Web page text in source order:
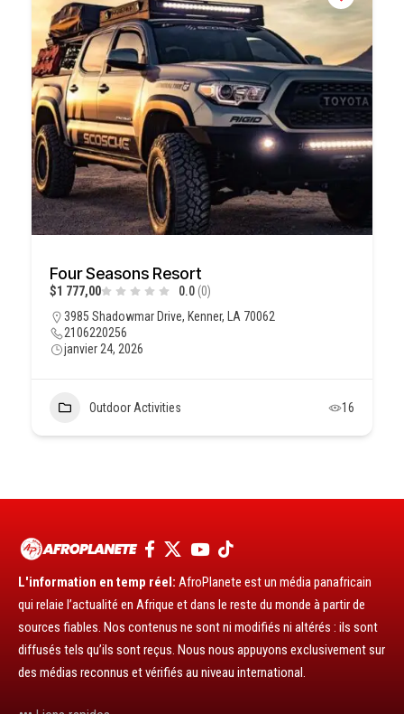
Four Seasons Resort
$1 777,00 0.0 (0)
3985 Shadowmar Drive, Kenner, LA 70062
2106220256
janvier 24, 2026
Outdoor Activities 16
L'information en temp réel: AfroPlanete est un média panafricain
qui relaie l’actualité en Afrique et dans le reste du monde à partir de
sources fiables. Nos contenus ne sont ni modifiés ni altérés : ils sont
diffusés tels qu’ils sont reçus. Nous nous appuyons exclusivement sur
des médias reconnus et vérifiés au niveau international.